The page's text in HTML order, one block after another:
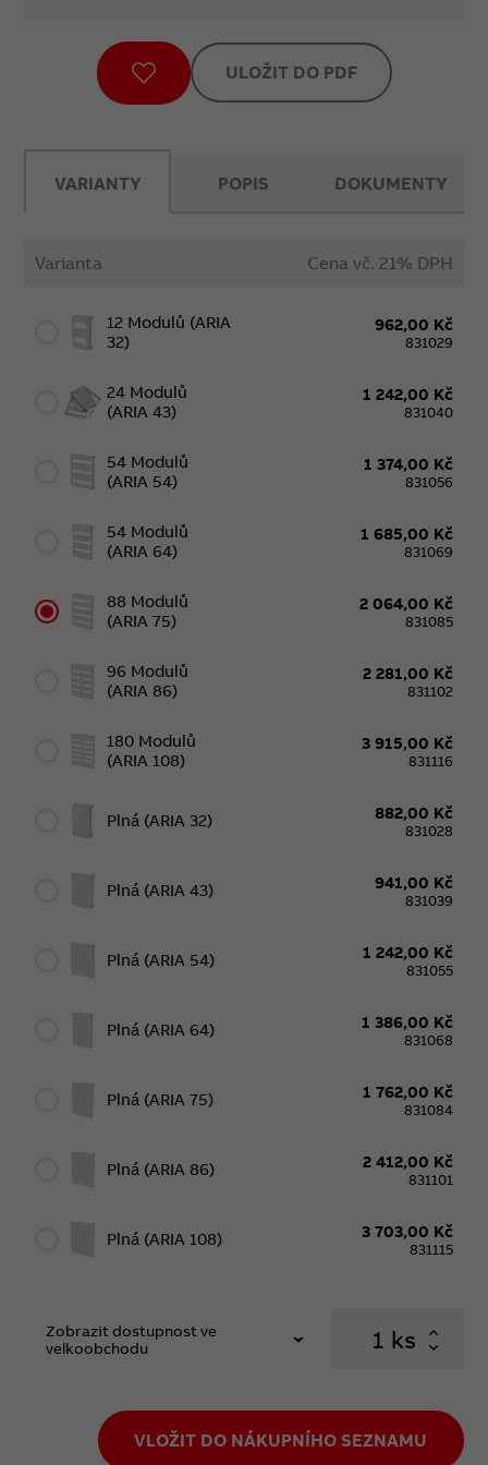
ULOŽIT DO PDF
VARIANTY
Varianta Cena vč. 21% DPH
12 Modulů (ARIA
32)
962,00 Kč
831029
24 Modulů
(ARIA 43)
1 242,00 Kč
831040
54 Modulů
(ARIA 54)
1 374,00 Kč
831056
54 Modulů
(ARIA 64)
1 685,00 Kč
831069
88 Modulů
(ARIA 75)
2 064,00 Kč
831085
96 Modulů
(ARIA 86)
2 281,00 Kč
831102
180 Modulů
(ARIA 108)
3 915,00 Kč
831116
Plná (ARIA 32) 882,00 Kč
831028
Plná (ARIA 43) 941,00 Kč
831039
Plná (ARIA 54) 1 242,00 Kč
831055
Plná (ARIA 64) 1 386,00 Kč
831068
Plná (ARIA 75) 1 762,00 Kč
831084
Plná (ARIA 86) 2 412,00 Kč
831101
Plná (ARIA 108) 3 703,00 Kč
831115
Zobrazit dostupnost ve
velkoobchodu
ks
VLOŽIT DO NÁKUPNÍHO SEZNAMU
POPIS DOKUMENTY